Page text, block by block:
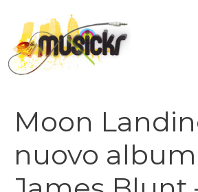
contenuto
Moon
nuovo